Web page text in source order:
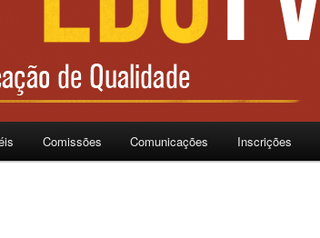
Comissões Comunicações Inscrições